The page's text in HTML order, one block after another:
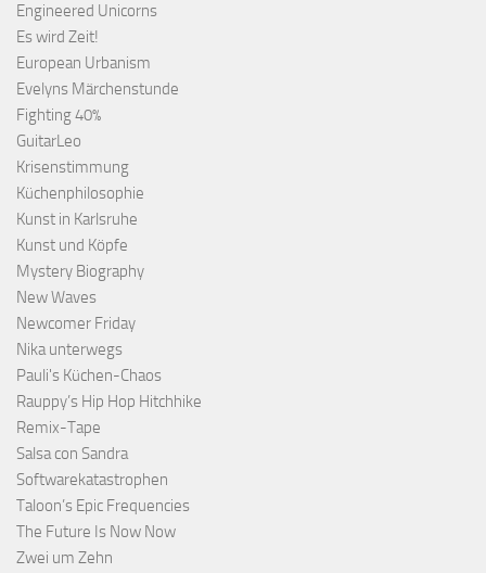
Engineered Unicorns
Es wird Zeit!
European Urbanism
Evelyns Märchenstunde
Fighting 40%
GuitarLeo
Krisenstimmung
Küchenphilosophie
Kunst in Karlsruhe
Kunst und Köpfe
Mystery Biography
New Waves
Newcomer Friday
Nika unterwegs
Pauli's Küchen-Chaos
Rauppy’s Hip Hop Hitchhike
Remix-Tape
Salsa con Sandra
Softwarekatastrophen
Taloon’s Epic Frequencies
The Future Is Now Now
Zwei um Zehn